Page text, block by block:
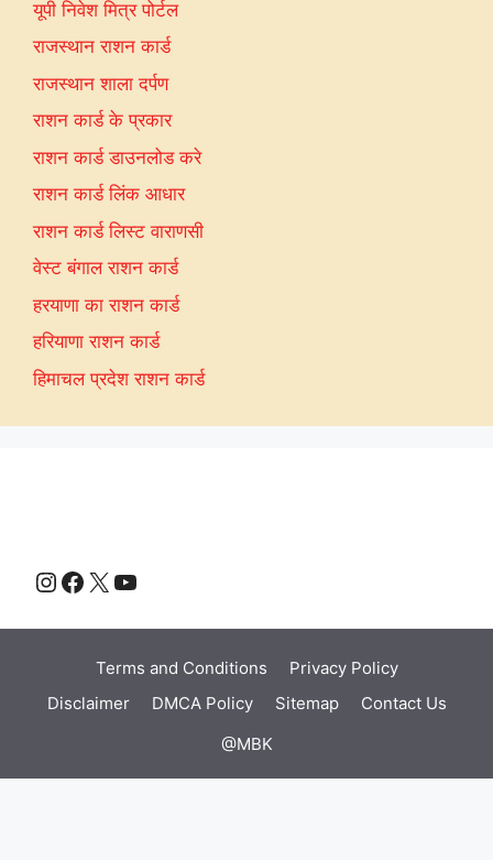
यूपी निवेश मित्र पोर्टल
राजस्थान राशन कार्ड
राजस्थान शाला दर्पण
राशन कार्ड के प्रकार
राशन कार्ड डाउनलोड करे
राशन कार्ड लिंक आधार
राशन कार्ड लिस्ट वाराणसी
वेस्ट बंगाल राशन कार्ड
हरयाणा का राशन कार्ड
हरियाणा राशन कार्ड
हिमाचल प्रदेश राशन कार्ड
Instagram
Facebook
X YouTube
Terms and Conditions
Privacy Policy
Disclaimer
DMCA Policy Sitemap
Contact Us
@MBK